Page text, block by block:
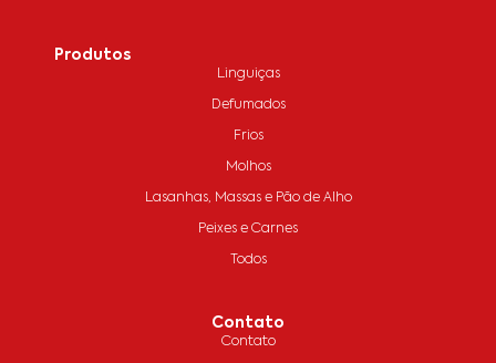
Produtos
Linguiças
Defumados
Frios
Molhos
Lasanhas, Massas e Pão de Alho
Peixes e Carnes
Todos
Contato
Contato